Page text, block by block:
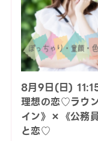
8月9日(日)
理想の恋♡ラウ
イン》×《公務
と恋♡